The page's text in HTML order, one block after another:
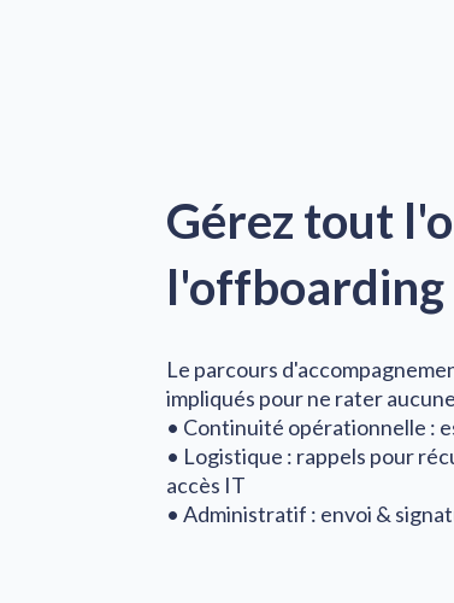
Gérez tout
l'offboarding
Le parcours
impliqués pour ne rater
• Continuité opérationnelle :
• Logistique : rappels pour
accès IT
• Administratif : envoi &